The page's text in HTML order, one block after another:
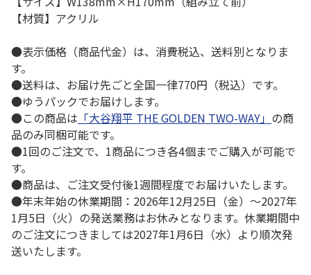
【材質】アクリル
●表示価格（商品代金）は、消費税込、送料別となりま
す。
●送料は、お届け先ごと全国一律770円（税込）です。
●ゆうパックでお届けします。
●この商品は 「大谷翔平 THE GOLDEN TWO-WAY」 の商
品のみ同梱可能です。
●1回のご注文で、1商品につき各4個までご購入が可能で
す。
●商品は、ご注文受付後1週間程度でお届けいたします。
●年末年始の休業期間：2026年12月25日（金）～2027年
1月5日（火）の発送業務はお休みとなります。休業期間中
のご注文につきましては2027年1月6日（水）より順次発
送いたします。